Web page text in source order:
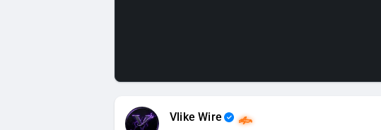
Vlike Wire